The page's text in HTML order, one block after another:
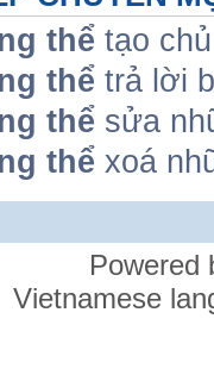
thể tạo
thể trả lời
thể sửa
thể xoá
Powered
Vietnamese